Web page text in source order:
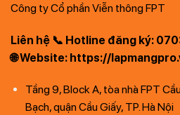
Công ty Cổ phần Viễn thông FPT
Liên hệ 📞 Hotline đăng ký:
🌐 Website: https://
Tầng 9, Block A, tòa nhà FPT
Bạch, quận Cầu Giấy, TP. Hà Nội